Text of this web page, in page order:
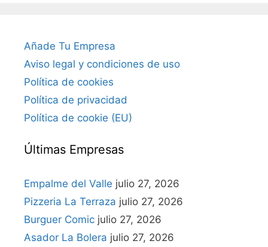
Añade Tu Empresa
Aviso legal y condiciones de uso
Política de cookies
Política de privacidad
Política de cookie (EU)
Últimas Empresas
Empalme del Valle julio 27, 2026
Pizzeria La Terraza julio 27, 2026
Burguer Comic julio 27, 2026
Asador La Bolera julio 27, 2026